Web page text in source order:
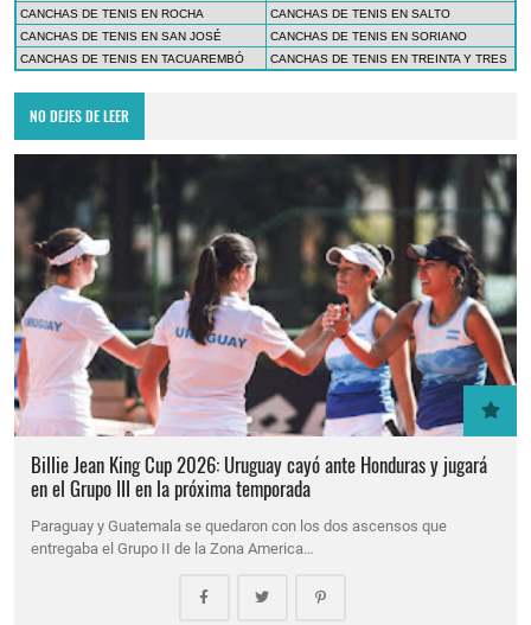
CANCHAS DE TENIS EN ROCHA
CANCHAS DE TENIS EN SALTO
CANCHAS DE TENIS EN SAN JOSÉ
CANCHAS DE TENIS EN SORIANO
CANCHAS DE TENIS EN TACUAREMBÓ
CANCHAS DE TENIS EN TREINTA Y TRES
NO DEJES DE LEER
Billie Jean King Cup 2026: Uruguay cayó ante Honduras y jugará
en el Grupo III en la próxima temporada
Paraguay y Guatemala se quedaron con los dos ascensos que
entregaba el Grupo II de la Zona America…